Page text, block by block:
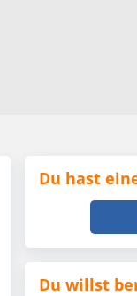
Du hast
Du willst